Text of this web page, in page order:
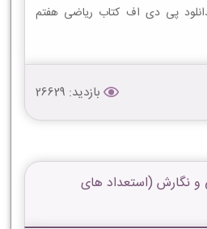
پی دی اف کتاب ریاضی هفتم
بازدید: 26629
و نگارش (استعداد های